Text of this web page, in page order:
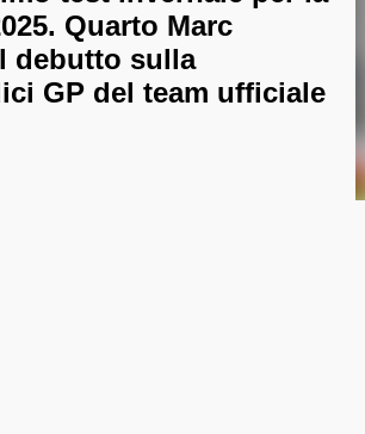
Quarto Marc
debutto sulla
GP del team ufficiale